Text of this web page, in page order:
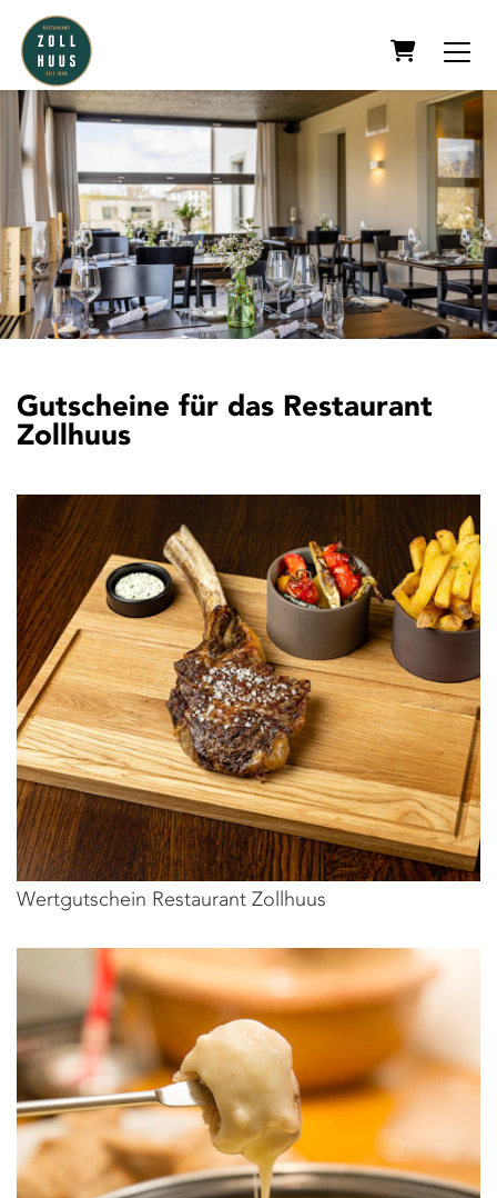
Gutscheine für das Restaurant
Zollhuus
Wertgutschein Restaurant Zollhuus